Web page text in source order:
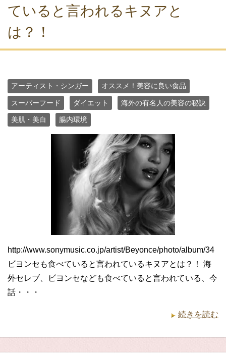
ていると言われるキヌアと
は？！
アーティスト・シンガー オススメ！美容に良い食品
スーパーフード ダイエット 海外の有名人の美容の秘訣
美肌・美白 腸内環境
http://www.sonymusic.co.jp/artist/Beyonce/photo/album/34
ビヨンセも食べていると言われているキヌアとは？！ 海
外セレブ、ビヨンセなども食べていると言われている、今
話・・・
続きを読む